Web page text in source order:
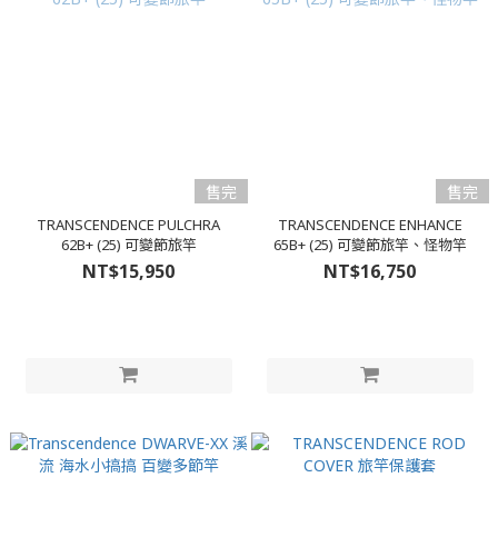
售完
TRANSCENDENCE PULCHRA
62B+ (25) 可變節旅竿
NT$15,950
售完
TRANSCENDENCE ENHANCE
65B+ (25) 可變節旅竿、怪物竿
NT$16,750